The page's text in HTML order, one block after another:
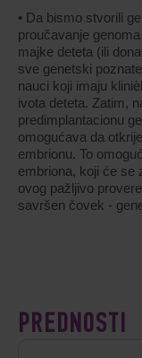
• Da bismo stvorili
proučavanje
majke deteta (ili
sve genetski
nauci koji imaju
ivota deteta. Zatim,
predimplantacionu
omogućava da
embrionu. To
embriona, koji će se
ovog pažljivo
savršen čovek -
PREDNOSTI